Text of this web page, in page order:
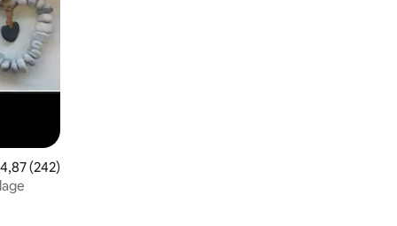
av 5 i genomsnittligt betyg, 242 omdömen
4,87 (242)